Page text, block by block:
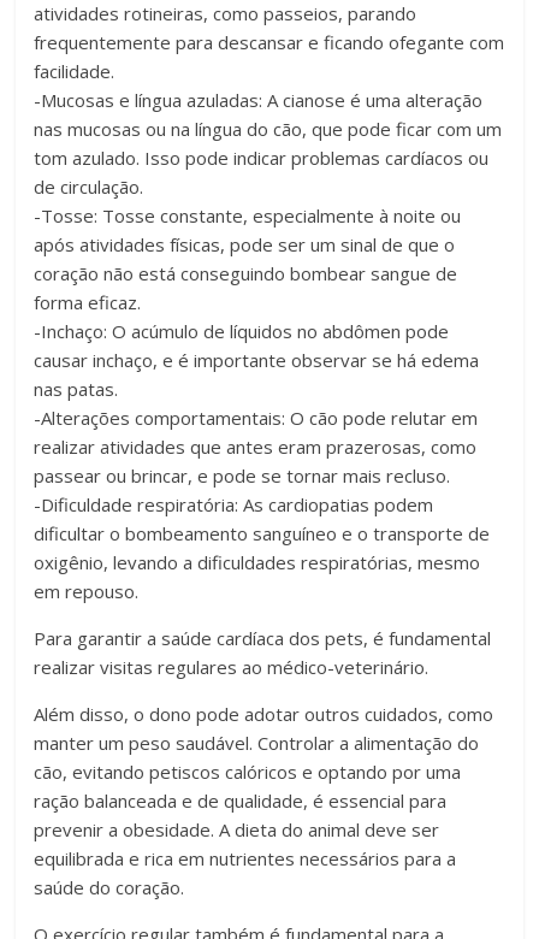
atividades rotineiras, como passeios, parando
frequentemente para descansar e ficando ofegante com
facilidade.
-Mucosas e língua azuladas: A cianose é uma alteração
nas mucosas ou na língua do cão, que pode ficar com um
tom azulado. Isso pode indicar problemas cardíacos ou
de circulação.
-Tosse: Tosse constante, especialmente à noite ou
após atividades físicas, pode ser um sinal de que o
coração não está conseguindo bombear sangue de
forma eficaz.
-Inchaço: O acúmulo de líquidos no abdômen pode
causar inchaço, e é importante observar se há edema
nas patas.
-Alterações comportamentais: O cão pode relutar em
realizar atividades que antes eram prazerosas, como
passear ou brincar, e pode se tornar mais recluso.
-Dificuldade respiratória: As cardiopatias podem
dificultar o bombeamento sanguíneo e o transporte de
oxigênio, levando a dificuldades respiratórias, mesmo
em repouso.
Para garantir a saúde cardíaca dos pets, é fundamental
realizar visitas regulares ao médico-veterinário.
Além disso, o dono pode adotar outros cuidados, como
manter um peso saudável. Controlar a alimentação do
cão, evitando petiscos calóricos e optando por uma
ração balanceada e de qualidade, é essencial para
prevenir a obesidade. A dieta do animal deve ser
equilibrada e rica em nutrientes necessários para a
saúde do coração.